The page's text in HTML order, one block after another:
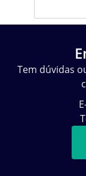
Tem dúvidas